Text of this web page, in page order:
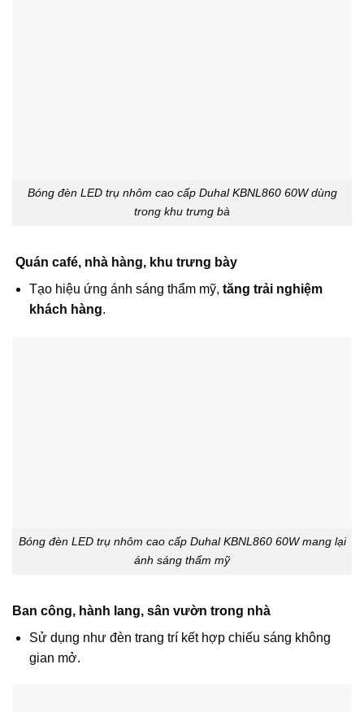
Bóng đèn LED trụ nhôm cao cấp Duhal KBNL860 60W dùng
trong khu trưng bà
Quán café, nhà hàng, khu trưng bày
Tạo hiệu ứng ánh sáng thẩm mỹ, tăng trải nghiệm
khách hàng.
Bóng đèn LED trụ nhôm cao cấp Duhal KBNL860 60W mang lại
ánh sáng thẩm mỹ
Ban công, hành lang, sân vườn trong nhà
Sử dụng như đèn trang trí kết hợp chiếu sáng không
gian mở.